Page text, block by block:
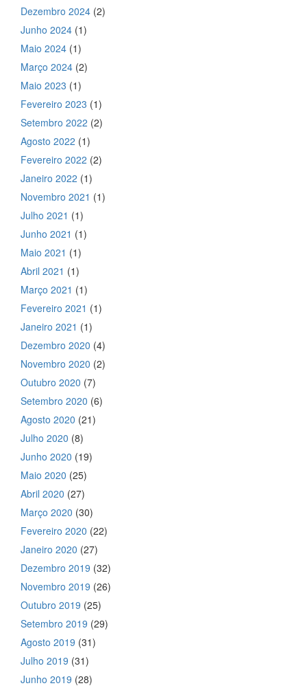
Dezembro 2024 (2)
Junho 2024 (1)
Maio 2024 (1)
Março 2024 (2)
Maio 2023 (1)
Fevereiro 2023 (1)
Setembro 2022 (2)
Agosto 2022 (1)
Fevereiro 2022 (2)
Janeiro 2022 (1)
Novembro 2021 (1)
Julho 2021 (1)
Junho 2021 (1)
Maio 2021 (1)
Abril 2021 (1)
Março 2021 (1)
Fevereiro 2021 (1)
Janeiro 2021 (1)
Dezembro 2020 (4)
Novembro 2020 (2)
Outubro 2020 (7)
Setembro 2020 (6)
Agosto 2020 (21)
Julho 2020 (8)
Junho 2020 (19)
Maio 2020 (25)
Abril 2020 (27)
Março 2020 (30)
Fevereiro 2020 (22)
Janeiro 2020 (27)
Dezembro 2019 (32)
Novembro 2019 (26)
Outubro 2019 (25)
Setembro 2019 (29)
Agosto 2019 (31)
Julho 2019 (31)
Junho 2019 (28)